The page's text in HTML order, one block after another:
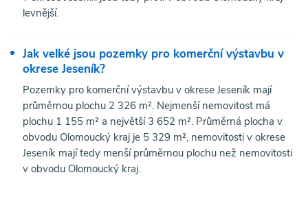
levnější.
Jak velké jsou pozemky pro komerční výstavbu v
okrese Jeseník?
Pozemky pro komerční výstavbu v okrese Jeseník mají
průměrnou plochu 2 326 m². Nejmenší nemovitost má
plochu 1 155 m² a největší 3 652 m². Průměrná plocha v
obvodu Olomoucký kraj je 5 329 m², nemovitosti v okrese
Jeseník mají tedy menší průměrnou plochu než nemovitosti
v obvodu Olomoucký kraj.